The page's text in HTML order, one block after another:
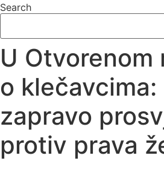
Search
U Otvorenom
o klečavcima:
zapravo
protiv prava